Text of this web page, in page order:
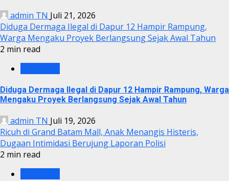
admin TN Juli 21, 2026
Diduga Dermaga Ilegal di Dapur 12 Hampir Rampung,
Warga Mengaku Proyek Berlangsung Sejak Awal Tahun
2 min read
Diduga Dermaga Ilegal di Dapur 12 Hampir Rampung, Warga
Mengaku Proyek Berlangsung Sejak Awal Tahun
admin TN Juli 19, 2026
Ricuh di Grand Batam Mall, Anak Menangis Histeris,
Dugaan Intimidasi Berujung Laporan Polisi
2 min read